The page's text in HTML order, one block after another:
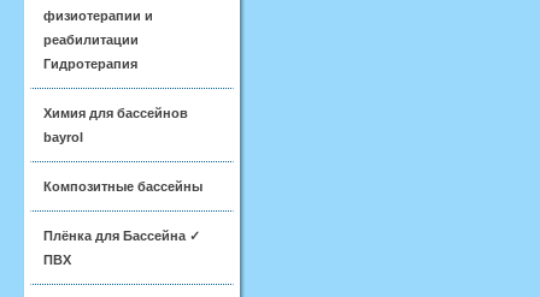
физиотерапии и
реабилитации
Гидротерапия
Химия для бассейнов
bayrol
Композитные бассейны
Плёнка для Бассейна ✓
ПВХ